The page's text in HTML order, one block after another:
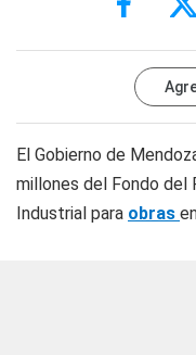
El Gobierno de
millones del Fondo del
Industrial para obras